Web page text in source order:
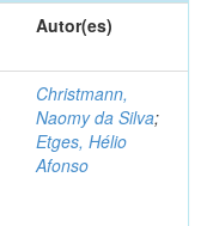
Autor(es)
Christmann,
Naomy da Silva;
Etges, Hélio
Afonso